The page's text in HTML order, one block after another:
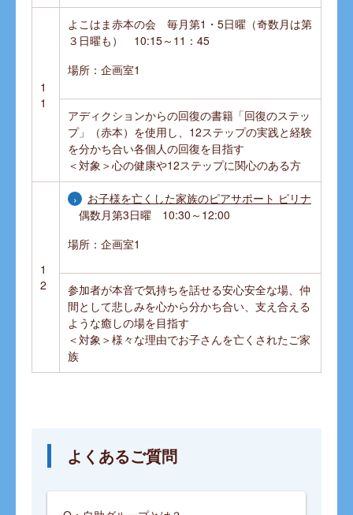
1
1
よこはま赤本の会 毎月第1・5日曜（奇数月は第
３日曜も） 10:15～11：45
場所：企画室1
アディクションからの回復の書籍「回復のステッ
プ」（赤本）を使用し、12ステップの実践と経験
を分かち合い各個人の回復を目指す
＜対象＞心の健康や12ステップに関心のある方
1
2
お子様を亡くした家族のピアサポート ピリナ
偶数月第3日曜 10:30～12:00
場所：企画室1
参加者が本音で気持ちを話せる安心安全な場、仲
間として悲しみを心から分かち合い、支え合える
ような癒しの場を目指す
＜対象＞様々な理由でお子さんを亡くされたご家
族
よくあるご質問